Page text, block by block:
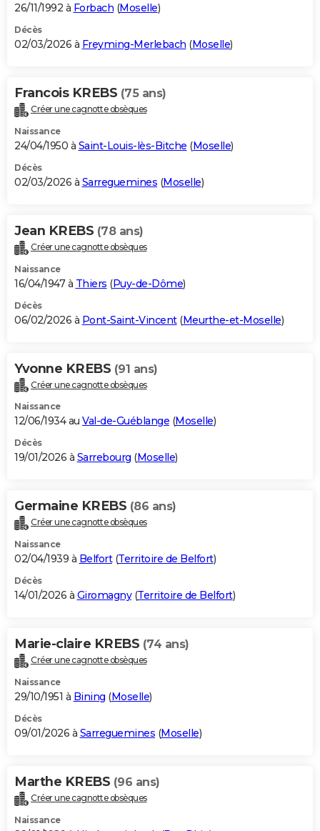
26/11/1992 à Forbach (Moselle)
Décès
02/03/2026 à Freyming-Merlebach (Moselle)
Francois KREBS (75 ans)
Créer une cagnotte obsèques
Naissance
24/04/1950 à Saint-Louis-lès-Bitche (Moselle)
Décès
02/03/2026 à Sarreguemines (Moselle)
Jean KREBS (78 ans)
Créer une cagnotte obsèques
Naissance
16/04/1947 à Thiers (Puy-de-Dôme)
Décès
06/02/2026 à Pont-Saint-Vincent(Meurthe-et-Moselle)
Yvonne KREBS (91 ans)
Créer une cagnotte obsèques
Naissance
12/06/1934 au Val-de-Guéblange (Moselle)
Décès
19/01/2026 à Sarrebourg (Moselle)
Germaine KREBS (86 ans)
Créer une cagnotte obsèques
Naissance
02/04/1939 à Belfort(Territoire de Belfort)
Décès
14/01/2026 à Giromagny(Territoire de Belfort)
Marie-claire KREBS (74 ans)
Créer une cagnotte obsèques
Naissance
29/10/1951 à Bining (Moselle)
Décès
09/01/2026 à Sarreguemines (Moselle)
Marthe KREBS (96 ans)
Créer une cagnotte obsèques
Naissance